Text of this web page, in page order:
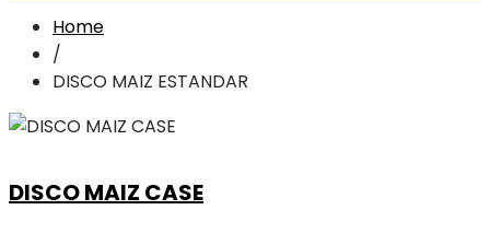
Home
/
DISCO MAIZ ESTANDAR
DISCO MAIZ CASE